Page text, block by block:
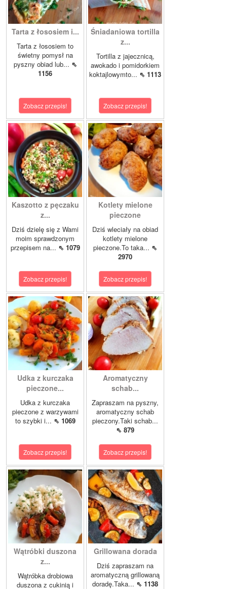
Tarta z łososiem i...
Tarta z łososiem to
świetny pomysł na
pyszny obiad lub... ⇖
1156
Zobacz przepis!
Śniadaniowa tortilla
z...
Tortilla z jajecznicą,
awokado i pomidorkiem
koktajlowymto... ⇖ 1113
Zobacz przepis!
Kaszotto z pęczaku
z...
Dziś dzielę się z Wami
moim sprawdzonym
przepisem na... ⇖ 1079
Zobacz przepis!
Kotlety mielone
pieczone
Dziś wleciały na obiad
kotlety mielone
pieczone.To taka... ⇖
2970
Zobacz przepis!
Udka z kurczaka
pieczone...
Udka z kurczaka
pieczone z warzywami
to szybki i... ⇖ 1069
Zobacz przepis!
Aromatyczny
schab...
Zapraszam na pyszny,
aromatyczny schab
pieczony.Taki schab...
⇖ 879
Zobacz przepis!
Wątróbki duszona
z...
Wątróbka drobiowa
duszona z cukinią i
Grillowana dorada
Dziś zapraszam na
aromatyczną grillowaną
doradę.Taka... ⇖ 1138